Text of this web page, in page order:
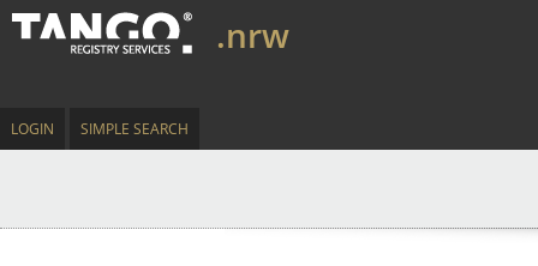
.nrw
LOGIN SIMPLE SEARCH